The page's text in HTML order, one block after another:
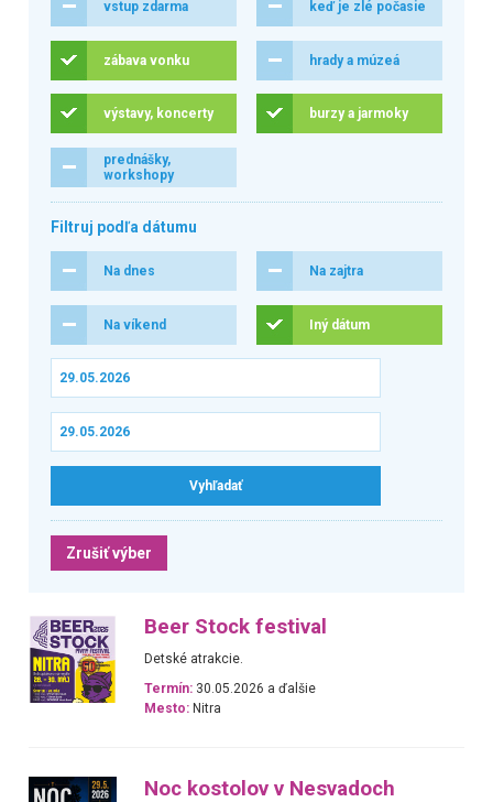
vstup zdarma keď je zlé počasie
zábava vonku hrady a múzeá
výstavy, koncerty burzy a jarmoky
prednášky,
workshopy
Filtruj podľa dátumu
Na dnes Na zajtra
Na víkend Iný dátum
Zrušiť výber
Beer Stock festival
Detské atrakcie.
Termín: 30.05.2026 a ďalšie
Mesto: Nitra
Noc kostolov v Nesvadoch